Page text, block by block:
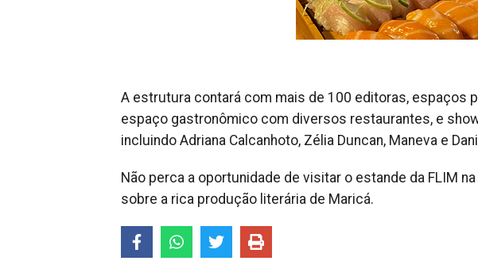
A estrutura contará com mais de 100 editoras, espaços
espaço gastronômico com diversos restaurantes, e
incluindo Adriana Calcanhoto, Zélia Duncan, Maneva e
Não perca a oportunidade de visitar o estande da FLIM
sobre a rica produção literária de Maricá.